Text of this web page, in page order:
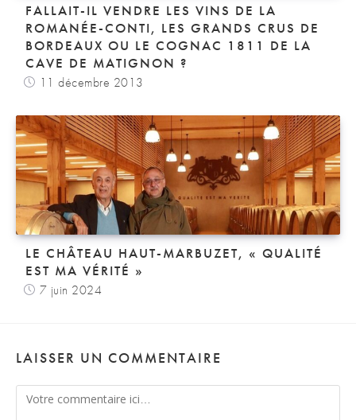
FALLAIT-IL VENDRE LES VINS DE LA
ROMANÉE-CONTI, LES GRANDS CRUS DE
BORDEAUX OU LE COGNAC 1811 DE LA
CAVE DE MATIGNON ?
11 décembre 2013
LE CHÂTEAU HAUT-MARBUZET, « QUALITÉ
EST MA VÉRITÉ »
7 juin 2024
LAISSER UN COMMENTAIRE
Comment